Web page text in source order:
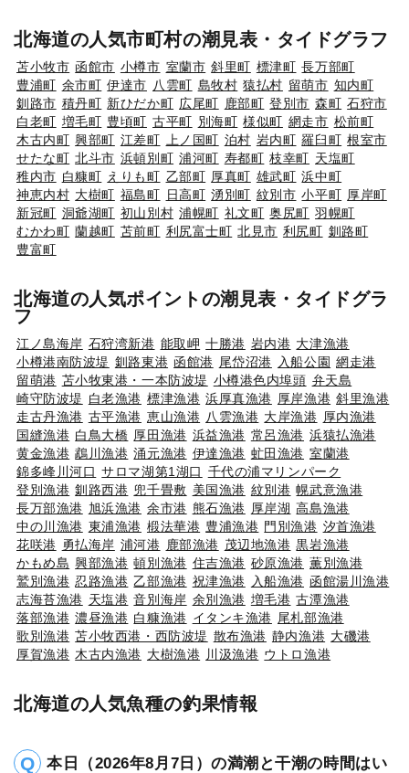
北海道の人気市町村の潮見表・タイドグラフ
苫小牧市 函館市 小樽市 室蘭市 斜里町 標津町 長万部町
豊浦町 余市町 伊達市 八雲町 島牧村 猿払村 留萌市 知内町
釧路市 積丹町 新ひだか町 広尾町 鹿部町 登別市 森町 石狩市
白老町 増毛町 豊頃町 古平町 別海町 様似町 網走市 松前町
木古内町 興部町 江差町 上ノ国町 泊村 岩内町 羅臼町 根室市
せたな町 北斗市 浜頓別町 浦河町 寿都町 枝幸町 天塩町
稚内市 白糠町 えりも町 乙部町 厚真町 雄武町 浜中町
神恵内村 大樹町 福島町 日高町 湧別町 紋別市 小平町 厚岸町
新冠町 洞爺湖町 初山別村 浦幌町 礼文町 奥尻町 羽幌町
むかわ町 蘭越町 苫前町 利尻富士町 北見市 利尻町 釧路町
豊富町
北海道の人気ポイントの潮見表・タイドグラ
フ
江ノ島海岸 石狩湾新港 能取岬 十勝港 岩内港 大津漁港
小樽港南防波堤 釧路東港 函館港 尾岱沼港 入船公園 網走港
留萌港 苫小牧東港・一本防波堤 小樽港色内埠頭 弁天島
崎守防波堤 白老漁港 標津漁港 浜厚真漁港 厚岸漁港 斜里漁港
走古丹漁港 古平漁港 恵山漁港 八雲漁港 大岸漁港 厚内漁港
国縫漁港 白鳥大橋 厚田漁港 浜益漁港 常呂漁港 浜猿払漁港
黄金漁港 鵡川漁港 涌元漁港 伊達漁港 虻田漁港 室蘭港
錦多峰川河口 サロマ湖第1湖口 千代の浦マリンパーク
登別漁港 釧路西港 兜千畳敷 美国漁港 紋別港 幌武意漁港
長万部漁港 旭浜漁港 余市港 熊石漁港 厚岸湖 高島漁港
中の川漁港 東浦漁港 椴法華港 豊浦漁港 門別漁港 汐首漁港
花咲港 勇払海岸 浦河港 鹿部漁港 茂辺地漁港 黒岩漁港
かもめ島 興部漁港 頓別漁港 住吉漁港 砂原漁港 薫別漁港
鷲別漁港 忍路漁港 乙部漁港 祝津漁港 入船漁港 函館湯川漁港
志海苔漁港 天塩港 音別海岸 余別漁港 増毛港 古潭漁港
落部漁港 濃昼漁港 白糠漁港 イタンキ漁港 尾札部漁港
歌別漁港 苫小牧西港・西防波堤 散布漁港 静内漁港 大磯港
厚賀漁港 木古内漁港 大樹漁港 川汲漁港 ウトロ漁港
北海道の人気魚種の釣果情報
本日（2026年8月7日）の満潮と干潮の時間はい